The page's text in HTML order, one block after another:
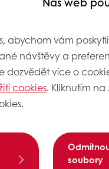
60
Dle
abychom vám
návštěvy a
dozvědět více o
cookies. Kliknutím na
soubory